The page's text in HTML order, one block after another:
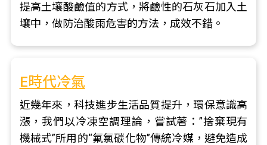
提高土壤酸鹼值的方式，將鹼性的石灰石加入土
壤中，做防治酸雨危害的方法，成效不錯。
E時代冷氣
近幾年來，科技進步生活品質提升，環保意識高
漲，我們以冷凍空調理論，嘗試著：”捨棄現有
機械式”所用的“氟氯碳化物”傳統冷媒，避免造成